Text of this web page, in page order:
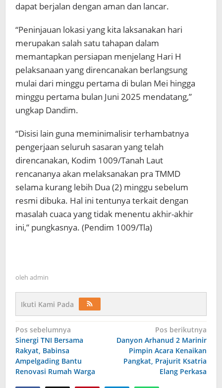
dapat berjalan dengan aman dan lancar.
“Peninjauan lokasi yang kita laksanakan hari
merupakan salah satu tahapan dalam
memantapkan persiapan menjelang Hari H
pelaksanaan yang direncanakan berlangsung
mulai dari minggu pertama di bulan Mei hingga
minggu pertama bulan Juni 2025 mendatang,”
ungkap Dandim.
“Disisi lain guna meminimalisir terhambatnya
pengerjaan seluruh sasaran yang telah
direncanakan, Kodim 1009/Tanah Laut
rencananya akan melaksanakan pra TMMD
selama kurang lebih Dua (2) minggu sebelum
resmi dibuka. Hal ini tentunya terkait dengan
masalah cuaca yang tidak menentu akhir-akhir
ini,” pungkasnya. (Pendim 1009/Tla)
oleh admin
Ikuti Kami Pada
Navigasi
pos
Pos sebelumnya
Sinergi TNI Bersama
Rakyat, Babinsa
Ampelgading Bantu
Renovasi Rumah Warga
Pos berikutnya
Danyon Arhanud 2 Marinir
Pimpin Acara Kenaikan
Pangkat, Prajurit Ksatria
Elang Perkasa